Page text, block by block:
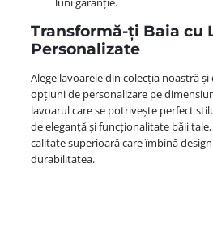
Transformă-ți Baia cu
Personalizate
Alege lavoarele din colecția noastră și
opțiuni de personalizare pe
lavoarul care se potrivește perfect
de eleganță și funcționalitate băii
calitate superioară care îmbină
durabilitatea.